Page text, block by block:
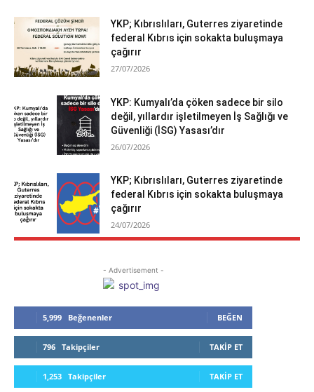
YKP; Kıbrıslıları, Guterres ziyaretinde
federal Kıbrıs için sokakta buluşmaya
çağırır
27/07/2026
YKP: Kumyalı’da çöken sadece bir silo
değil, yıllardır işletilmeyen İş Sağlığı ve
Güvenliği (İSG) Yasası’dır
26/07/2026
YKP; Kıbrıslıları, Guterres ziyaretinde
federal Kıbrıs için sokakta buluşmaya
çağırır
24/07/2026
- Advertisement -
5,999 Beğenenler BEĞEN
796 Takipçiler TAKIP ET
1,253 Takipçiler TAKIP ET